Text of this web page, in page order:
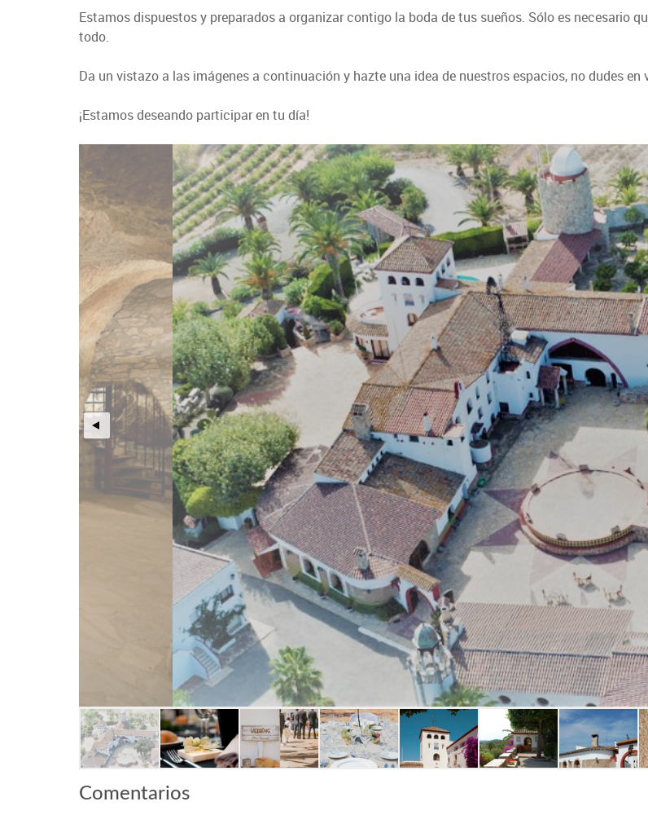
Estamos dispuestos y preparados a organizar contigo la boda de tus sueños. Sólo es necesario
todo.
Da un vistazo a las imágenes a continuación y hazte una idea de nuestros espacios, no dudes en
¡Estamos deseando participar en tu día!
Comentarios